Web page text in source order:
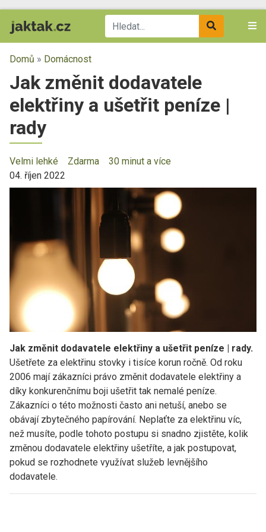
Domů » Domácnost
Jak změnit dodavatele
elektřiny a ušetřit peníze |
rady
Velmi lehké Zdarma
30 minut a více
04. říjen 2022
Jak změnit dodavatele elektřiny a ušetřit peníze | rady.
Ušetřete za elektřinu stovky i tisíce korun ročně. Od roku
2006 mají zákazníci právo změnit dodavatele elektřiny a
díky konkurenčnímu boji ušetřit tak nemalé peníze.
Zákazníci o této možnosti často ani netuší, anebo se
obávají zbytečného papírování. Neplaťte za elektřinu víc,
než musíte, podle tohoto postupu si snadno zjistěte, kolik
změnou dodavatele elektřiny ušetříte, a jak postupovat,
pokud se rozhodnete využívat služeb levnějšího
dodavatele.